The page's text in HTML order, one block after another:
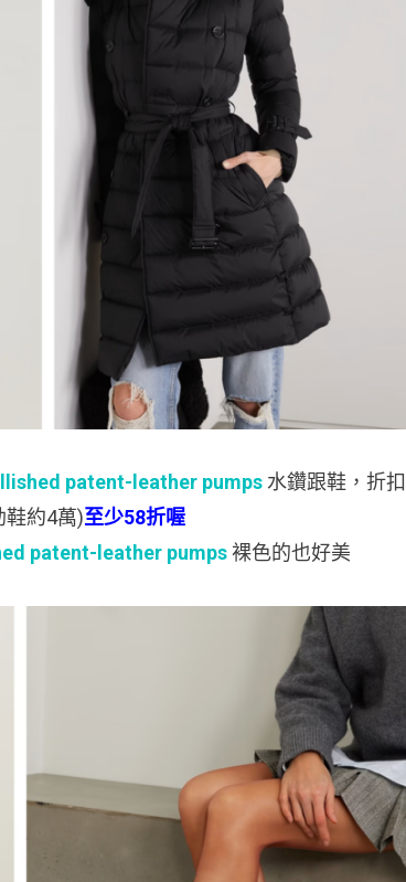
patent-leather pumps 水鑽跟鞋，折扣
鞋約4萬)至少58折喔
patent-leather pumps裸色的也好美